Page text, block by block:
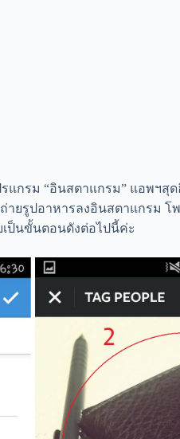
แกรม “อินสตาแกรม” แอพฯสุ
ายรูปอาหารลงอินสตาแกรม
เป็นขั้นตอนดังต่อไปนี้ค่ะ